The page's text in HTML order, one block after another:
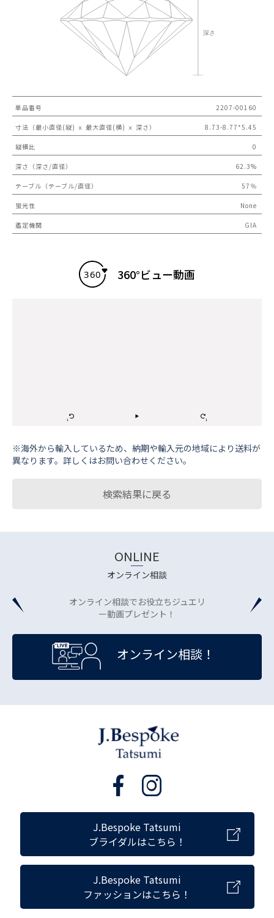
単品番号 2207-00160
寸法（最小直径(縦) ｘ 最大直径(横) ｘ 深さ） 8.73-8.77*5.45
縦横比 0
深さ（深さ/直径） 62.3%
テーブル（テーブル/直径） 57％
蛍光性 None
鑑定機関 GIA
360°ビュー動画
※海外から輸⼊しているため、納期や輸⼊元の地域により送料が
異なります。詳しくはお問い合わせください。
検索結果に戻る
ONLINE
オンライン相談
オンライン相談でお役立ちジュエリ
ー動画プレゼント！
オンライン相談！
J.Bespoke Tatsumi
ブライダルはこちら！
J.Bespoke Tatsumi
ファッションはこちら！